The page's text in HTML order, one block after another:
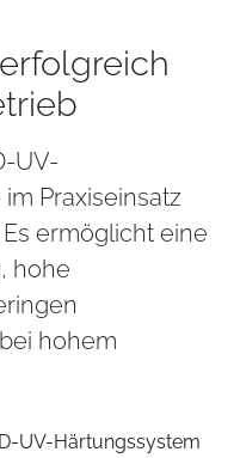
UV-
Praxiseinsatz
ermöglicht eine
hohe
hohem
UV-Härtungssystem